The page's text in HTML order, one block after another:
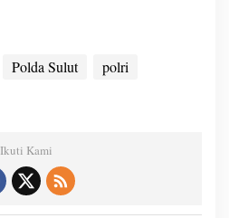
Polda Sulut
polri
Ikuti Kami